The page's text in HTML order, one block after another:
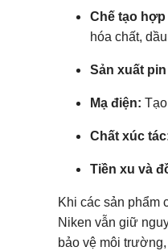
Chế tạo
hóa chất,
Sản xuất
Mạ điện:
Chất xúc
Tiền xu và
Khi các sản phẩm
Niken vẫn giữ
bảo vệ môi